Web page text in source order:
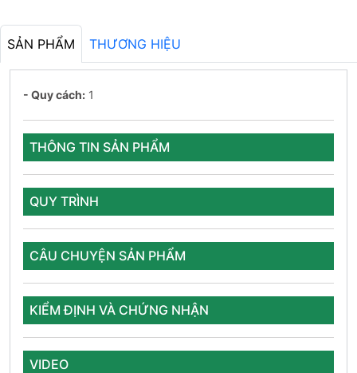
SẢN PHẨM THƯƠNG HIỆU
- Quy cách: 1
THÔNG TIN SẢN PHẨM
QUY TRÌNH
CÂU CHUYỆN SẢN PHẨM
KIỂM ĐỊNH VÀ CHỨNG NHẬN
VIDEO